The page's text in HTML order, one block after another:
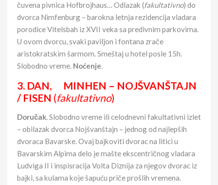
čuvena pivnica Hofbrojhaus… Odlazak (fakultativno) do
dvorca Nimfenburg – barokna letnja rezidencija vladara
porodice Vitelsbah iz XVII veka sa predivnim parkovima.
U ovom dvorcu, svaki paviljon i fontana zrače
aristokratskim šarmom. Smeštaj u hotel posle 15h.
Slobodno vreme. Noćenje.
3. DAN, MINHEN – NOJŠVANŠTAJN
/ FISEN (fakultativno)
Doručak. Slobodno vreme ili celodnevni fakultativni izlet
– obilazak dvorca Nojšvanštajn – jednog od najlepših
dvoraca Bavarske. Ovaj bajkoviti dvorac na litici u
Bavarskim Alpima delo je mašte ekscentričnog vladara
Ludviga II i inspisracija Volta Diznija za njegov dvorac iz
bajki, sa kulama koje šapuću priče prošlih vremena.